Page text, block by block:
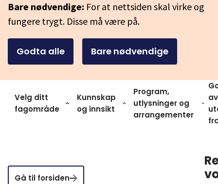
Bare nødvendige: For at nettsiden skal virke og
fungere trygt. Disse må være på.
Godta alle Bare nødvendige
Velg ditt
fagområde
Kunnskap
og innsikt
Program,
utlysninger og
arrangementer
av
Gå til forsiden